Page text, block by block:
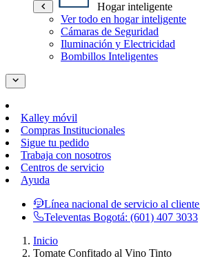
Hogar inteligente
Ver todo en hogar inteligente
Cámaras de Seguridad
Iluminación y Electricidad
Bombillos Inteligentes
Kalley móvil
Compras Institucionales
Sigue tu pedido
Trabaja con nosotros
Centros de servicio
Ayuda
Línea nacional de servicio al cliente
Televentas Bogotá: (601) 407 3033
Inicio
Tomate Confitado al Vino Tinto